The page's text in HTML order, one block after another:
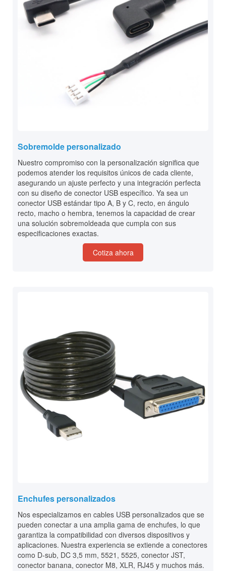
Sobremolde personalizado
Nuestro compromiso con la personalización significa que
podemos atender los requisitos únicos de cada cliente,
asegurando un ajuste perfecto y una integración perfecta
con su diseño de conector USB específico. Ya sea un
conector USB estándar tipo A, B y C, recto, en ángulo
recto, macho o hembra, tenemos la capacidad de crear
una solución sobremoldeada que cumpla con sus
especificaciones exactas.
Cotiza ahora
Enchufes personalizados
Nos especializamos en cables USB personalizados que se
pueden conectar a una amplia gama de enchufes, lo que
garantiza la compatibilidad con diversos dispositivos y
aplicaciones. Nuestra experiencia se extiende a conectores
como D-sub, DC 3,5 mm, 5521, 5525, conector JST,
conector banana, conector M8, XLR, RJ45 y muchos más.